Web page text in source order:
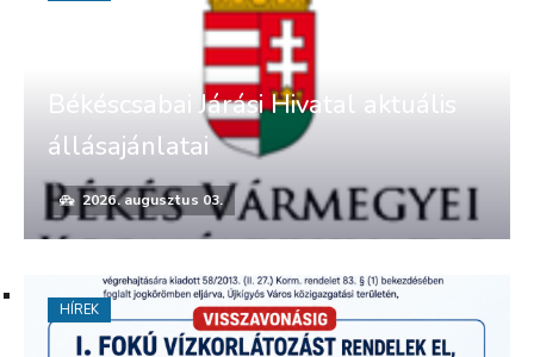
Békéscsabai Járási Hivatal aktuális
állásajánlatai
2026. augusztus 03.
HÍREK